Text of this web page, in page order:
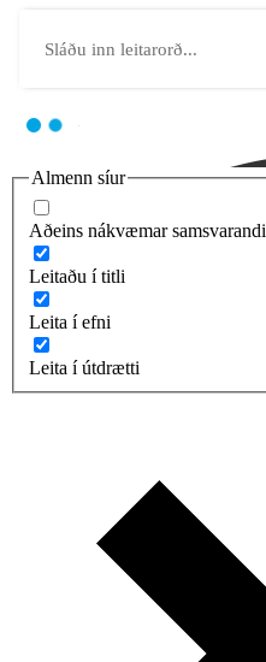
Almenn síur
Aðeins nákvæmar samsvarandi
Leitaðu í titli
Leita í efni
Leita í útdrætti